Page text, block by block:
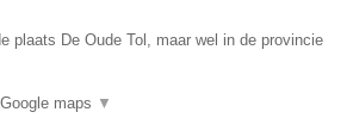
plaats De Oude Tol, maar wel in de provincie
Google maps ▼